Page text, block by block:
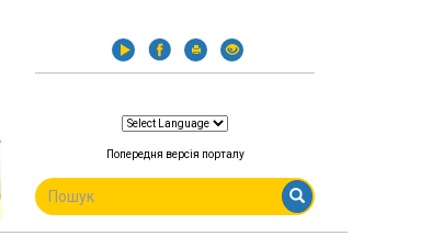
Попередня версія порталу
ПОШУКОВА
ФОРМА
Пошук